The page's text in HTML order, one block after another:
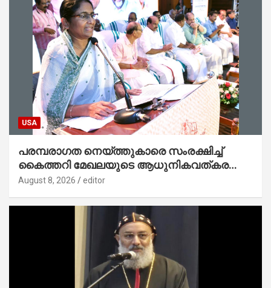
USA
പരമ്പരാഗത നെയ്ത്തുകാരെ സംരക്ഷിച്ച്
കൈത്തറി മേഖലയുടെ ആധുനികവത്കരണം
സാധ്യമാക്കും : ഡെപ്യൂട്ടി സ്പീക്കർ
August 8, 2026 editor